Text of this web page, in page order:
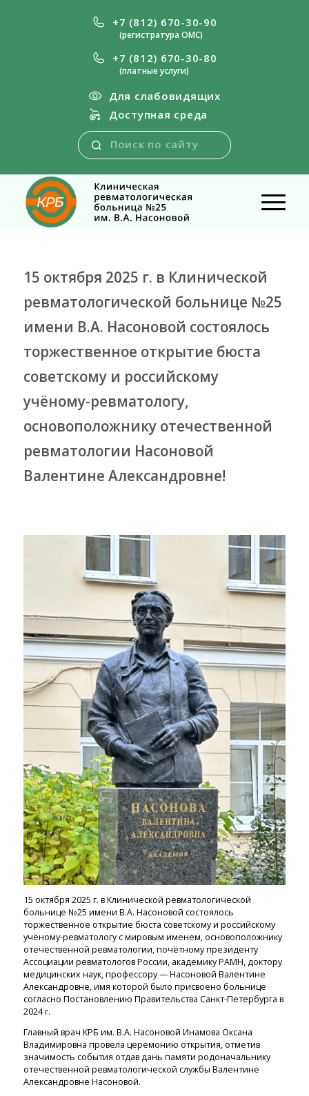
+7 (812) 670-30-90
(регистратура ОМС)
+7 (812) 670-30-80
(платные услуги)
Для слабовидящих
Доступная среда
15 октября 2025 г. в Клинической
ревматологической больнице №25
имени В.А. Насоновой состоялось
торжественное открытие бюста
советскому и российскому
учёному-ревматологу,
основоположнику отечественной
ревматологии Насоновой
Валентине Александровне!
15 октября 2025 г. в Клинической ревматологической
больнице №25 имени В.А. Насоновой состоялось
торжественное открытие бюста советскому и российскому
учёному-ревматологу с мировым именем, основоположнику
отечественной ревматологии, почётному президенту
Ассоциации ревматологов России, академику РАМН, доктору
медицинских наук, профессору — Насоновой Валентине
Александровне, имя которой было присвоено больнице
согласно Постановлению Правительства Санкт-Петербурга в
2024 г.
Главный врач КРБ им. В.А. Насоновой Инамова Оксана
Владимировна провела церемонию открытия, отметив
значимость события отдав дань памяти родоначальнику
отечественной ревматологической службы Валентине
Александровне Насоновой.